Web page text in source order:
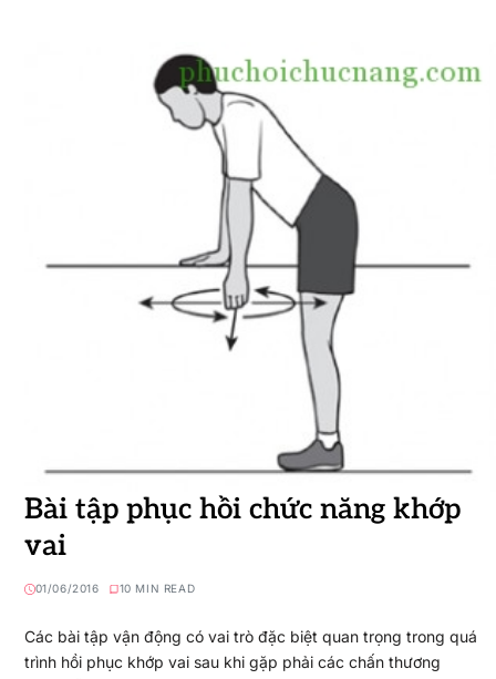
Bài tập phục hồi chức năng khớp
vai
01/06/2016 10 MIN READ
Các bài tập vận động có vai trò đặc biệt quan trọng trong quá
trình hồi phục khớp vai sau khi gặp phải các chấn thương